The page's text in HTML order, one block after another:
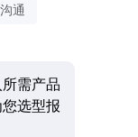
通
需产品
选型报